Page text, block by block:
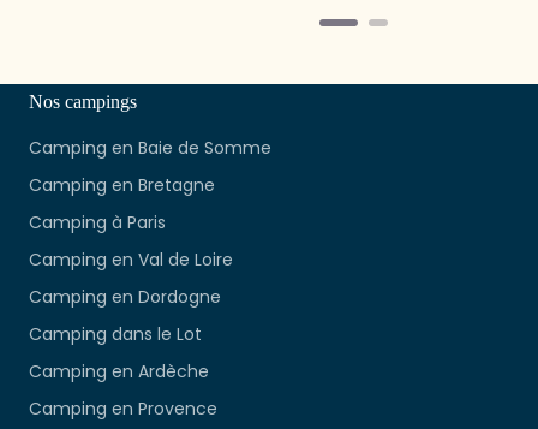
Nos campings
Camping en Baie de Somme
Camping en Bretagne
Camping à Paris
Camping en Val de Loire
Camping en Dordogne
Camping dans le Lot
Camping en Ardèche
Camping en Provence